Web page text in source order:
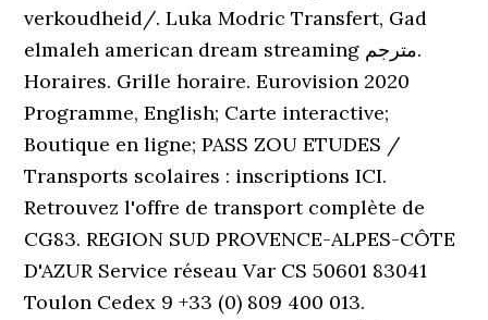
verkoudheid/. Luka Modric Transfert, Gad
elmaleh american dream streaming مترجم.
Horaires. Grille horaire. Eurovision 2020
Programme, English; Carte interactive;
Boutique en ligne; PASS ZOU ETUDES /
Transports scolaires : inscriptions ICI.
Retrouvez l'offre de transport complète de
CG83. REGION SUD PROVENCE-ALPES-CÔTE
D'AZUR Service réseau Var CS 50601 83041
Toulon Cedex 9 +33 (0) 809 400 013.